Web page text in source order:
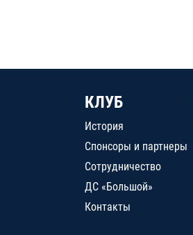
КЛУБ
История
Спонсоры и партнеры
Сотрудничество
ДС «Большой»
Контакты